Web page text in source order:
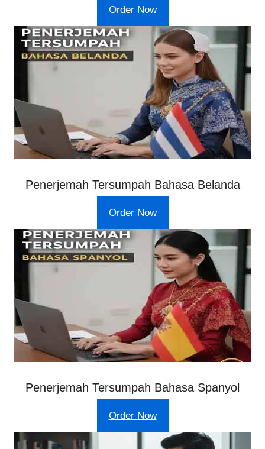
Order Now
Penerjemah Tersumpah Bahasa Belanda
Order Now
Penerjemah Tersumpah Bahasa Spanyol
Order Now